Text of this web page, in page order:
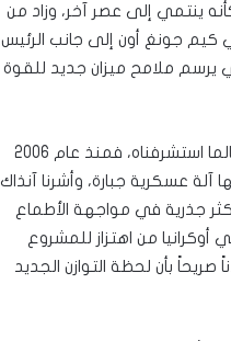
ينتمي إلى عصر آخر، وزاد من
كيم جونغ أون إلى جانب الرئيس
يرسم ملامح ميزان جديد للقوة
هذه القمة لم تكن اجتماعاً عابراً، بل محطة نوعية في مسار تحوّل تاريخي طالما استشرفناه، فمنذ عام 2006
آلة عسكرية جبارة، وأشرنا آنذاك
جذرية في مواجهة الأطماع
أوكرانيا من اهتزاز للمشروع
بأن لحظة التوازن الجديد